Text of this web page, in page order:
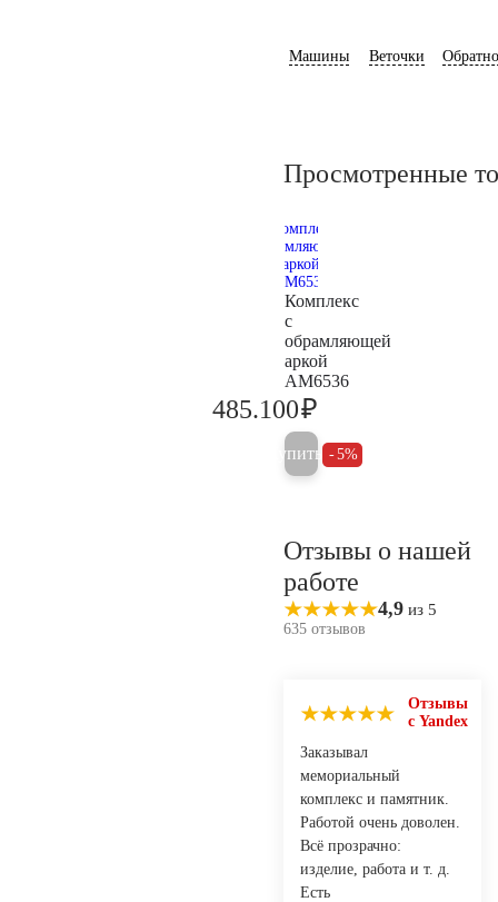
Машины Веточки
Просмотренные
Комплекс
с
обрамляющей
аркой
AM6536
485.100₽
Купить 5%
Отзывы о нашей
работе
4,9 из 5
635 отзывов
Отзывы
с Yandex
Заказывал
мемориальный
комплекс и памятник.
Работой очень доволен.
Всё прозрачно:
изделие, работа и т. д.
Есть